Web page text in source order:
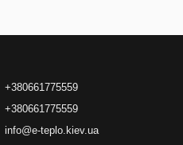
+380661775559
+380661775559
info@e-teplo.kiev.ua